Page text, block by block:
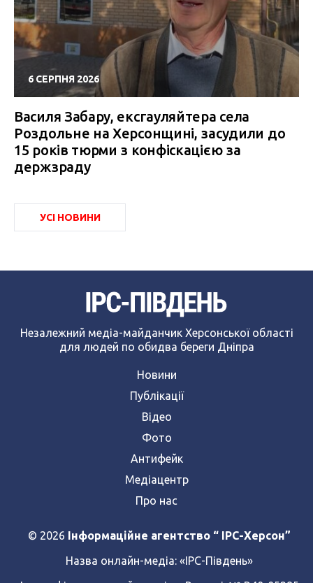
6 СЕРПНЯ 2026
Василя Забару, ексгауляйтера села
Роздольне на Херсонщині, засудили до
15 років тюрми з конфіскацією за
держзраду
УСІ НОВИНИ
Незалежний медіа-майданчик Херсонської області
для людей по обидва береги Дніпра
Новини
Публікації
Відео
Фото
Антифейк
Медіацентр
Про нас
© 2026 Інформаційне агентство “ IPC-Херсон”
Назва онлайн-медіа: «ІРС-Південь»